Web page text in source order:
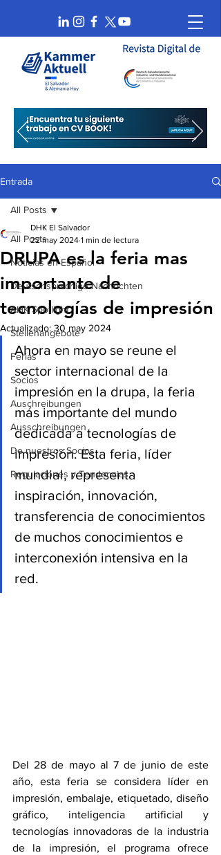
Entrada
All Posts
Noticias en Español
Deutschsprachige Nachrichten
AHK Spotlight
Stellenangebote
Ferias
Socios
Auschreibungen
Ausschreibungen
De nuestros Socios
Regulaciones y Tendencias
All Posts
DRUPA es la feria mas
importante de
tecnologías de impresión
DHK El Salvador
22 may 2024 1 min de lectura
Actualizado: 30 may 2024
Ahora en mayo se reune el
sector internacional de la
impresión en la drupa, la feria
más importante del mundo
dedicada a tecnologías de
impresión. Esta feria, líder
mundial, representa
inspiración, innovación,
transferencia de conocimientos
de muchos conocimientos e
interconexión intensiva en la
red.
Del 28 de mayo al 7 de junio de este
año, esta feria se considera líder en
impresión, embalaje, etiquetado, diseño
gráfico, inteligencia artificial y
tecnologías innovadoras de la industria
de la impresión, el programa ofrece